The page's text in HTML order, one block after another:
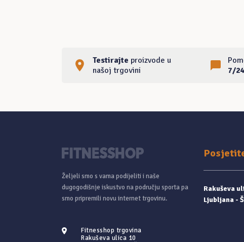
Testirajte proizvode u
našoj trgovini
7/
Željeli smo s vama podijeliti i naše
dugogodišnje iskustvo na području sporta pa
smo pripremili novu internet trgovinu.
Fitnesshop trgovina
Rakuševa ulica 10
Rakuševa
Ljubljana -